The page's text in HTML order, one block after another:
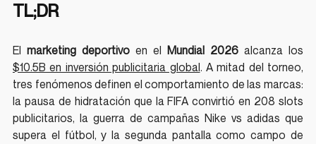
TL;DR
El marketing deportivo en el Mundial 2026
$10.5B en inversión publicitaria global. A mitad del torneo,
tres fenómenos definen el comportamiento de las marcas:
la pausa de hidratación que la FIFA convirtió en 208 slots
publicitarios, la guerra de campañas Nike vs adidas que
supera el fútbol, y la segunda pantalla como campo de